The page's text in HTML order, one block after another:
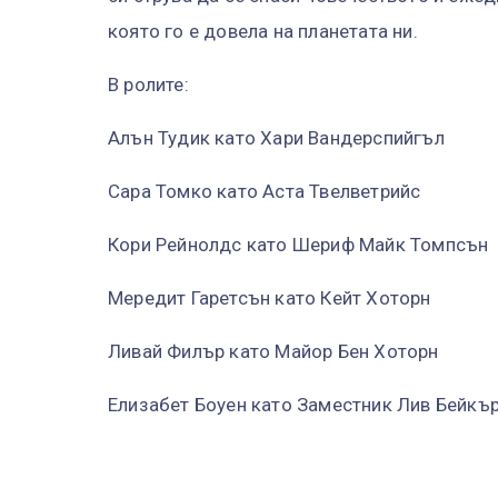
която го е довела на планетата ни.
В ролите:
Алън Тудик като Хари Вандерспийгъл
Сара Томко като Аста Твелветрийс
Кори Рейнолдс като Шериф Майк Томпсън
Мередит Гаретсън като Кейт Хоторн
Ливай Филър като Майор Бен Хоторн
Елизабет Боуен като Заместник Лив